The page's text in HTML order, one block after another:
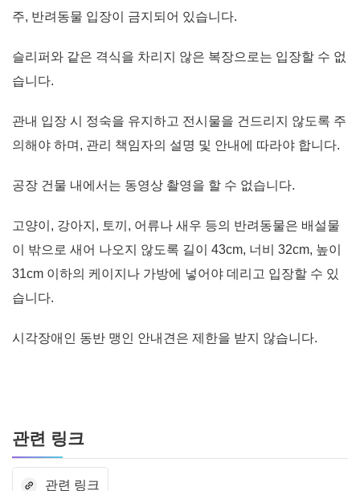
주, 반려동물 입장이 금지되어 있습니다.
슬리퍼와 같은 격식을 차리지 않은 복장으로는 입장할 수 없
습니다.
관내 입장 시 정숙을 유지하고 전시물을 건드리지 않도록 주
의해야 하며, 관리 책임자의 설명 및 안내에 따라야 합니다.
공장 건물 내에서는 동영상 촬영을 할 수 없습니다.
고양이, 강아지, 토끼, 어류나 새우 등의 반려동물은 배설물
이 밖으로 새어 나오지 않도록 길이 43cm, 너비 32cm, 높이
31cm 이하의 케이지나 가방에 넣어야 데리고 입장할 수 있
습니다.
시각장애인 동반 맹인 안내견은 제한을 받지 않습니다.
관련 링크
관련 링크